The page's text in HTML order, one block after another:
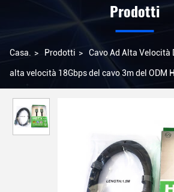
Prodotti
Casa. > Prodotti > Cavo Ad Alta Velocità
alta velocità 18Gbps del cavo 3m del ODM